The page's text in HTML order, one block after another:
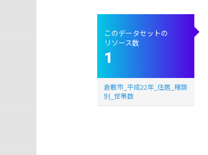
このデータセットの
リソース数
1
倉敷市_平成22年_住居_種類
別_世帯数